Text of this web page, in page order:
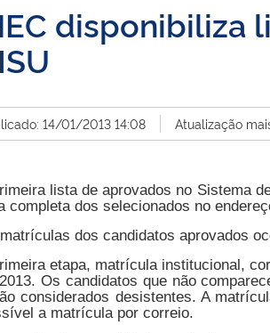
disponibiliza
14/01/2013 14:08 Atualização
lista de aprovados no Sistema
completa dos selecionados no
dos candidatos aprovados
etapa, matrícula institucional,
Os candidatos que não
considerados desistentes. A
a matrícula por correio.